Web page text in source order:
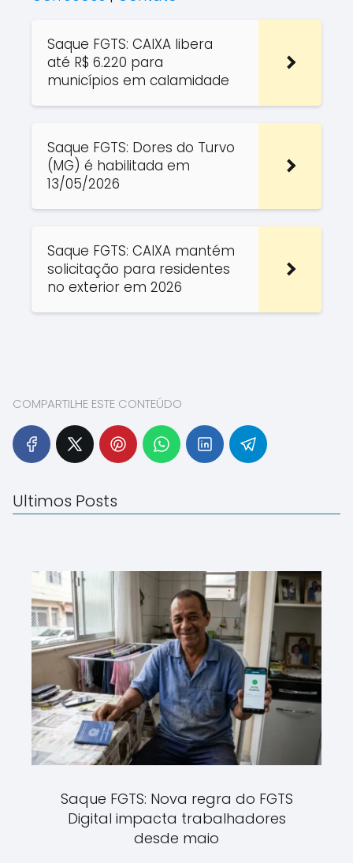
Saque FGTS: CAIXA libera
até R$ 6.220 para
municípios em calamidade
Saque FGTS: Dores do Turvo
(MG) é habilitada em
13/05/2026
Saque FGTS: CAIXA mantém
solicitação para residentes
no exterior em 2026
COMPARTILHE ESTE CONTEÚDO
Ultimos Posts
Saque FGTS: Nova regra do FGTS
Digital impacta trabalhadores
desde maio